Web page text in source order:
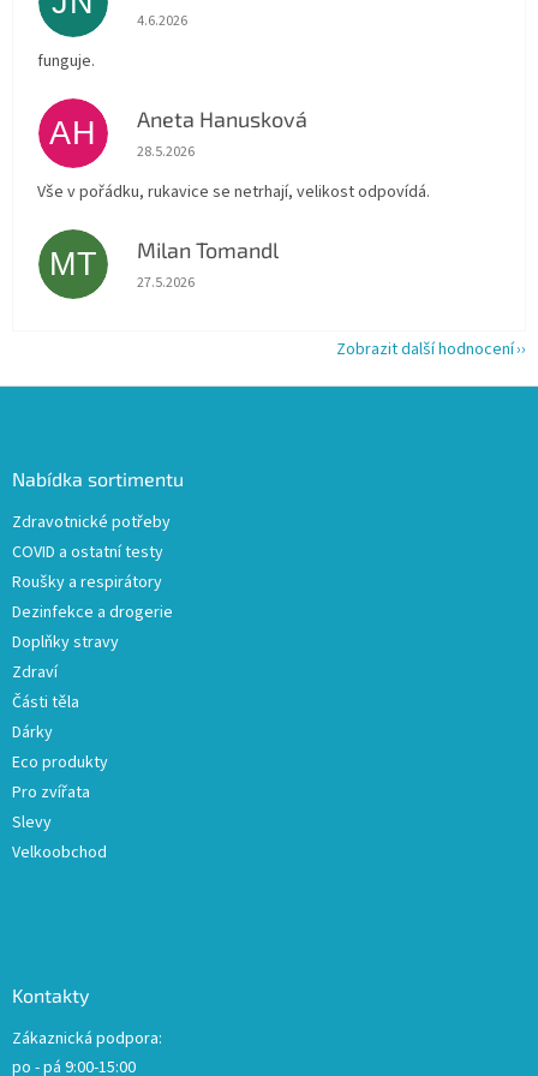
Hodnocení obchodu je 5 z 5 hvězdiček.
4.6.2026
funguje.
AH Aneta Hanusková
Hodnocení obchodu je 5 z 5 hvězdiček.
28.5.2026
Vše v pořádku, rukavice se netrhají, velikost odpovídá.
MT Milan Tomandl
Hodnocení obchodu je 5 z 5 hvězdiček.
27.5.2026
Zobrazit další hodnocení
Nabídka sortimentu
Zdravotnické potřeby
COVID a ostatní testy
Roušky a respirátory
Dezinfekce a drogerie
Doplňky stravy
Zdraví
Části těla
Dárky
Eco produkty
Pro zvířata
Slevy
Velkoobchod
Kontakty
Zákaznická podpora:
po - pá 9:00-15:00